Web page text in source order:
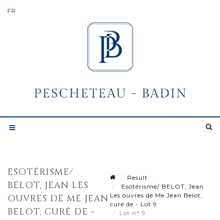
ESOTÉRISME/
BELOT, JEAN LES
OUVRES DE ME JEAN
BELOT, CURÉ DE -
Result
Esotérisme/ BELOT, Jean
Les ouvres de Me Jean Belot,
curé de - Lot 9
Lot n° 9